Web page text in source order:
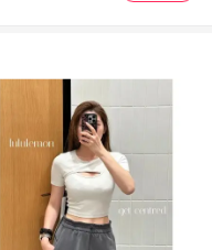
入人群的收入增长速
入者一倍多！
略 | 娱乐、住宿、购
推荐！